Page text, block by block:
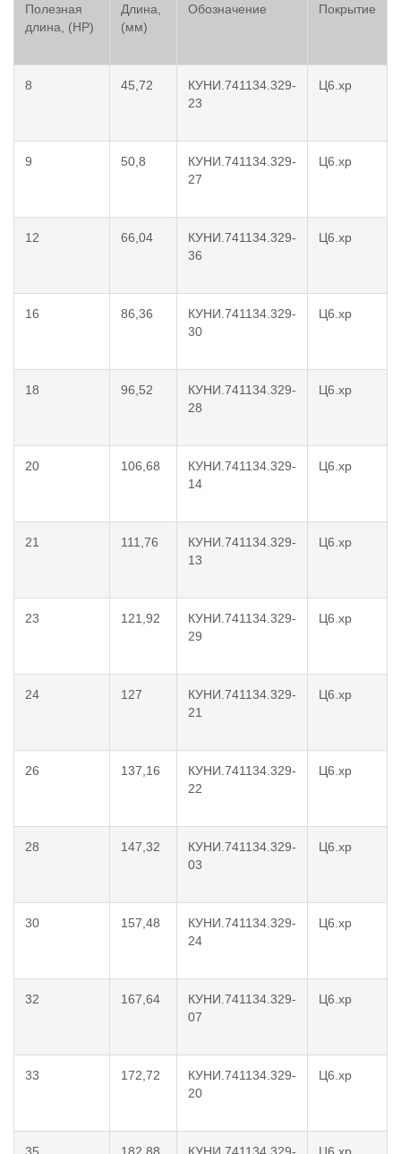
Полезная
длина, (НР)
Длина,
(мм)
Обозначение Покрытие
8 45,72
КУНИ.741134.329-
23
Ц6.хр
9 50,8
КУНИ.741134.329-
27
Ц6.хр
12 66,04
КУНИ.741134.329-
36
Ц6.хр
16 86,36
КУНИ.741134.329-
30
Ц6.хр
18 96,52
КУНИ.741134.329-
28
Ц6.хр
20 106,68
КУНИ.741134.329-
14
Ц6.хр
21 111,76
КУНИ.741134.329-
13
Ц6.хр
23 121,92
КУНИ.741134.329-
29
Ц6.хр
24 127
КУНИ.741134.329-
21
Ц6.хр
26 137,16
КУНИ.741134.329-
22
Ц6.хр
28 147,32
КУНИ.741134.329-
03
Ц6.хр
30 157,48
КУНИ.741134.329-
24
Ц6.хр
32 167,64
КУНИ.741134.329-
07
Ц6.хр
33 172,72
КУНИ.741134.329-
20
Ц6.хр